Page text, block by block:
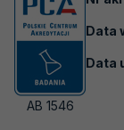
Biobanki
AB 1546
Data
Data